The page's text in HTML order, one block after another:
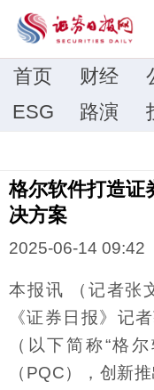
首页 财经
ESG
路演
格尔软件打造证
决方案
2025-06-14 09:42
本报讯 （记者张
《证券日报》记
（以下简称“格
（PQC），创新